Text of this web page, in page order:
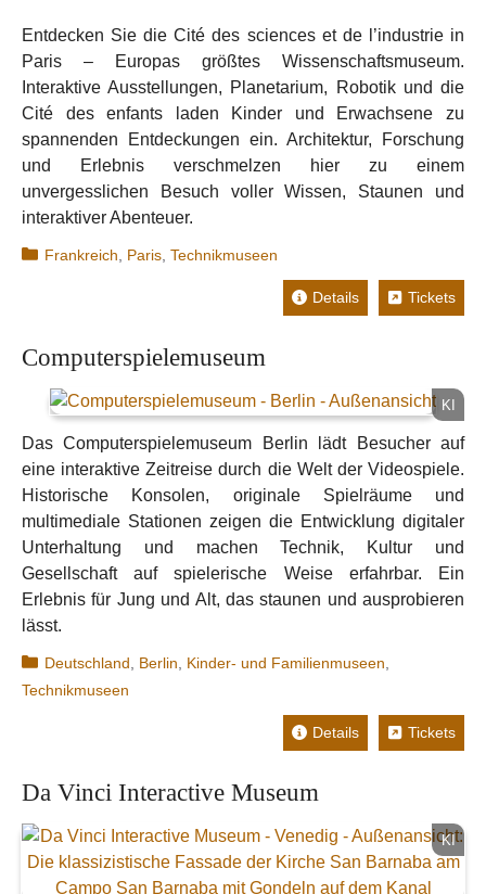
Entdecken Sie die Cité des sciences et de l’industrie in
Paris – Europas größtes Wissenschaftsmuseum.
Interaktive Ausstellungen, Planetarium, Robotik und die
Cité des enfants laden Kinder und Erwachsene zu
spannenden Entdeckungen ein. Architektur, Forschung
und Erlebnis verschmelzen hier zu einem
unvergesslichen Besuch voller Wissen, Staunen und
interaktiver Abenteuer.
Kategorien
Frankreich Paris ,Technikmuseen
Details Tickets
Computerspielemuseum
KI
Das Computerspielemuseum Berlin lädt Besucher auf
eine interaktive Zeitreise durch die Welt der Videospiele.
Historische Konsolen, originale Spielräume und
multimediale Stationen zeigen die Entwicklung digitaler
Unterhaltung und machen Technik, Kultur und
Gesellschaft auf spielerische Weise erfahrbar. Ein
Erlebnis für Jung und Alt, das staunen und ausprobieren
lässt.
Kategorien
Deutschland Berlin Kinder- und Familienmuseen
Technikmuseen
Details Tickets
Da Vinci Interactive Museum
KI